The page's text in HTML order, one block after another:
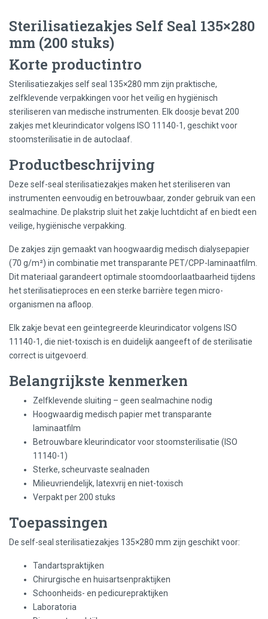
Sterilisatiezakjes Self Seal 135×280
mm (200 stuks)
Korte productintro
Sterilisatiezakjes self seal 135×280 mm zijn praktische,
zelfklevende verpakkingen voor het veilig en hygiënisch
steriliseren van medische instrumenten. Elk doosje bevat 200
zakjes met kleurindicator volgens ISO 11140-1, geschikt voor
stoomsterilisatie in de autoclaaf.
Productbeschrijving
Deze self-seal sterilisatiezakjes maken het steriliseren van
instrumenten eenvoudig en betrouwbaar, zonder gebruik van een
sealmachine. De plakstrip sluit het zakje luchtdicht af en biedt een
veilige, hygiënische verpakking.
De zakjes zijn gemaakt van hoogwaardig medisch dialysepapier
(70 g/m²) in combinatie met transparante PET/CPP-laminaatfilm.
Dit materiaal garandeert optimale stoomdoorlaatbaarheid tijdens
het sterilisatieproces en een sterke barrière tegen micro-
organismen na afloop.
Elk zakje bevat een geïntegreerde kleurindicator volgens ISO
11140-1, die niet-toxisch is en duidelijk aangeeft of de sterilisatie
correct is uitgevoerd.
Belangrijkste kenmerken
Zelfklevende sluiting – geen sealmachine nodig
Hoogwaardig medisch papier met transparante
laminaatfilm
Betrouwbare kleurindicator voor stoomsterilisatie (ISO
11140-1)
Sterke, scheurvaste sealnaden
Milieuvriendelijk, latexvrij en niet-toxisch
Verpakt per 200 stuks
Toepassingen
De self-seal sterilisatiezakjes 135×280 mm zijn geschikt voor:
Tandartspraktijken
Chirurgische en huisartsenpraktijken
Schoonheids- en pedicurepraktijken
Laboratoria